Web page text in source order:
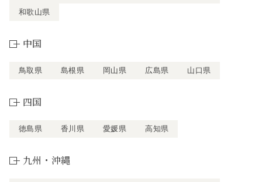
和歌山県
中国
鳥取県 島根県 岡山県 広島県 山口県
四国
徳島県 香川県 愛媛県 高知県
九州・沖縄